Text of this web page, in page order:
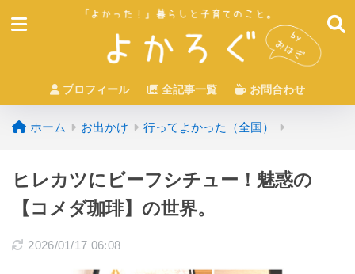
プロフィール 全記事一覧 お問合わせ
ホーム お出かけ 行ってよかった（全国）
ヒレカツにビーフシチュー！魅惑の
【コメダ珈琲】の世界。
2026/01/17 06:08